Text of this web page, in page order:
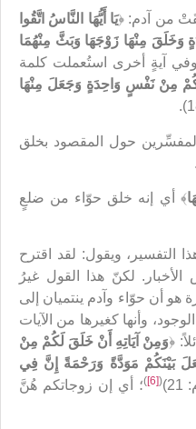
من آدم: ﴿يَا أَيُّهَا النَّاسُ اتَّقُوا
مِنْهَا زَوْجَهَا وَبَثَّ مِنْهُمَا
1)، وفي آيةٍ أخرى استُعملت كلمة
مِنْ نَفْسٍ وَاحِدَةٍ وَجَعَلَ مِنْهَا
حول المقصود بخلق
﴾ أي إنه خلق حوّاء من ضلعٍ
التفسير، ويقول: لقد اقترح
لكنّ هذا القول غيرُ
هو أن حوّاء وآدم ينتميان إلى
وأنها كغيرها من الآيات
﴿وَمِنْ آيَاتِهِ أَنْ خَلَقَ لَكُمْ مِنْ
بَيْنَكُمْ مَوَدَّةً وَرَحْمَةً إِنَّ فِي
(
[6]
)؛ أي إن زوجاتكم هُنَّ